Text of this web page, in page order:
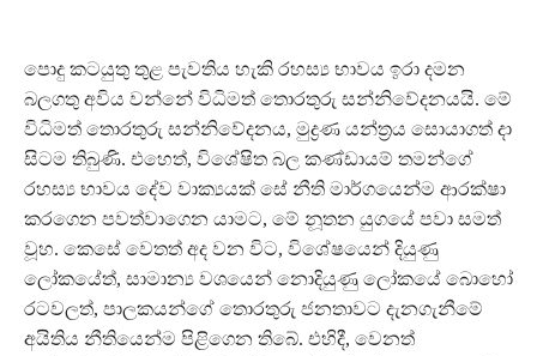
පොදු කටයුතු තුළ පැවතිය හැකි රහස්‍ය භාවය ඉරා දමන
බලගතු අවිය වන්නේ විධිමත් තොරතුරු සන්නිවේදනයයි. මේ
විධිමත් තොරතුරු සන්නිවේදනය, මුද්‍රණ යන්ත්‍රය සොයාගත් දා
සිටම තිබුණි. එහෙත්, විශේෂිත බල කණ්ඩායම් තමන්ගේ
රහස්‍ය භාවය දේව වාක්‍යයක් සේ නීති මාර්ගයෙන්ම ආරක්ෂා
කරගෙන පවත්වාගෙන යාමට, මේ නූතන යුගයේ පවා සමත්
වූහ. කෙසේ වෙතත් අද වන විට, විශේෂයෙන් දියුණු
ලෝකයේත්, සාමාන්‍ය වශයෙන් නොදියුණු ලෝකයේ බොහෝ
රටවලත්, පාලකයන්ගේ තොරතුරු ජනතාවට දැනගැනීමේ
අයිතිය නීතියෙන්ම පිළිගෙන තිබේ. එහිදී, වෙනත්